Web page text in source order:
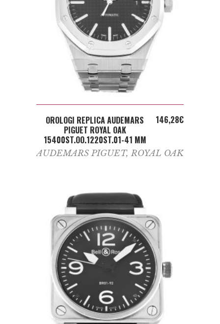
ADD TO CART
OROLOGI REPLICA AUDEMARS
PIGUET ROYAL OAK
15400ST.OO.1220ST.01-41 MM
146,28€
AUDEMARS PIGUET, ROYAL OAK